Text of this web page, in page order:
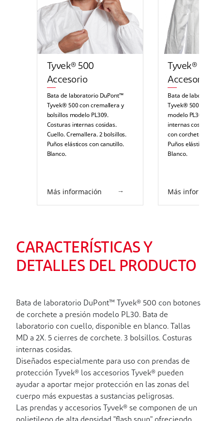
Tyvek® 500
Accesorio
Bata de laboratorio DuPont™
Tyvek® 500 con cremallera y
bolsillos modelo PL309.
Costuras internas cosidas.
Cuello. Cremallera. 2 bolsillos.
Puños elásticos con canutillo.
Blanco.
Más información
Tyvek® 500
Accesorio
Bata de
Tyvek® 500 con
modelo PL30NP.
internas cosidas.
con corchetes.
Puños elásticos
Blanco.
Más
CARACTERÍSTICAS Y
DETALLES DEL PRODUCTO
Bata de laboratorio DuPont™ Tyvek® 500 con botones
de corchete a presión modelo PL30. Bata de
laboratorio con cuello, disponible en blanco. Tallas
MD a 2X. 5 cierres de corchete. 3 bolsillos. Costuras
internas cosidas.
Diseñados especialmente para uso con prendas de
protección Tyvek® los accesorios Tyvek® pueden
ayudar a aportar mejor protección en las zonas del
cuerpo más expuestas a sustancias peligrosas.
Las prendas y accesorios Tyvek® se componen de un